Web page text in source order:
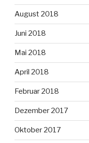
August 2018
Juni 2018
Mai 2018
April 2018
Februar 2018
Dezember 2017
Oktober 2017